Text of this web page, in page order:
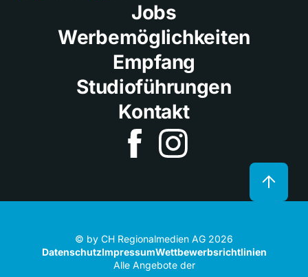
Jobs
Werbemöglichkeiten
Empfang
Studioführungen
Kontakt
© by CH Regionalmedien AG 2026
DatenschutzImpressumWettbewerbsrichtlinien
Alle Angebote der